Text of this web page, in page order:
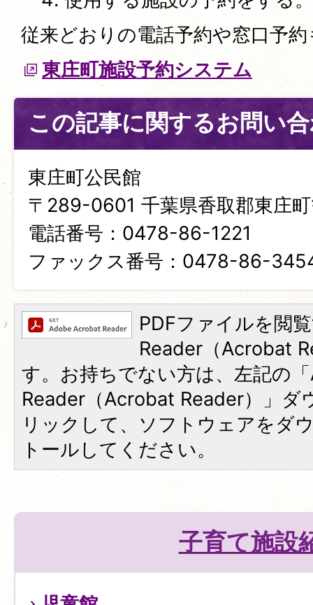
従来どおりの電話予約や窓口予
東庄町施設予約システム
この記事に関するお問い
東庄町公民館
〒289-0601 千葉県香取郡東庄
電話番号：0478-86-1221
ファックス番号：0478-86-
PDFファイルを閲
Reader（Acrobat
す。お持ちでない方は、左記の
Reader（Acrobat Reader）」ダ
リックして、ソフトウェアをダ
トールしてください。
子育て施設